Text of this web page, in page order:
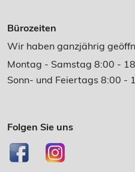
Bürozeiten
Wir haben ganzjährig
Montag - Samstag 8:00 -
Sonn- und Feiertags 8:00 -
Folgen Sie uns